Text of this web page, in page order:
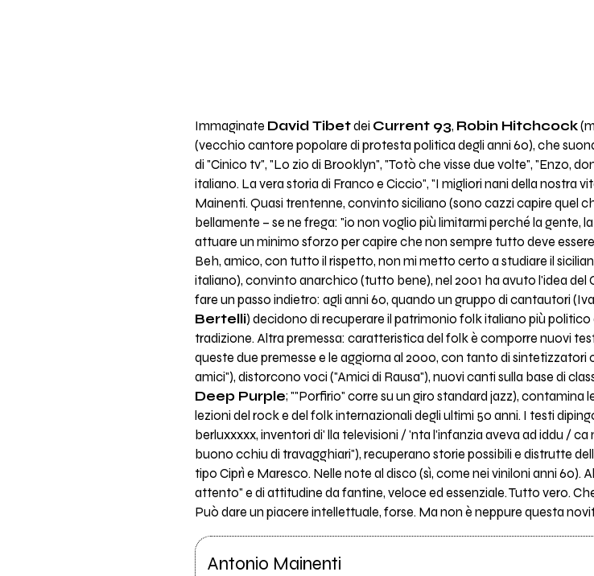
Immaginate David Tibetdei Current 93, Robin Hitchcock
(vecchio cantore popolare di protesta politica degli anni 60), che
di "Cinico tv", "Lo zio di Brooklyn", "Totò che visse due volte", "Enzo,
italiano. La vera storia di Franco e Ciccio", "I migliori nani della nostra
Mainenti. Quasi trentenne, convinto siciliano (sono cazzi capire quel
bellamente – se ne frega: "io non voglio più limitarmi perché la gente,
attuare un minimo sforzo per capire che non sempre tutto deve
Beh, amico, con tutto il rispetto, non mi metto certo a studiare il
italiano), convinto anarchico (tutto bene), nel 2001 ha avuto l'idea
fare un passo indietro: agli anni 60, quando un gruppo di cantautori
Bertelli) decidono di recuperare il patrimonio folk italiano più
tradizione. Altra premessa: caratteristica del folk è comporre nuovi
queste due premesse e le aggiorna al 2000, con tanto di
amici"), distorcono voci ("Amici di Rausa"), nuovi canti sulla base di
Deep Purple; ""Porfirio" corre su un giro standard jazz),
lezioni del rock e del folk internazionali degli ultimi 50 anni. I testi
berluxxxxx, inventori di' lla televisioni / 'nta l'infanzia aveva ad iddu /
buono cchiu di travagghiari"), recuperano storie possibili e distrutte
tipo Ciprì e Maresco. Nelle note al disco (sì, come nei viniloni anni 60).
attento" e di attitudine da fantine, veloce ed essenziale. Tutto vero.
Può dare un piacere intellettuale, forse. Ma non è neppure questa
Antonio Mainenti